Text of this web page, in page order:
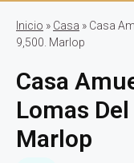
Inicio » Casa » Casa
9,500. Marlop
Casa
Lomas
Marlop